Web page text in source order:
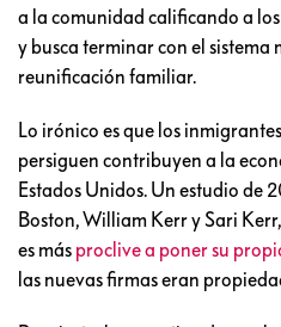
a la comunidad calificando a
y busca terminar con el
reunificación familiar.
Lo irónico es que los
persiguen contribuyen a la
Estados Unidos. Un estudio de
Boston, William Kerr y Sari
es más proclive a poner su
las nuevas firmas eran